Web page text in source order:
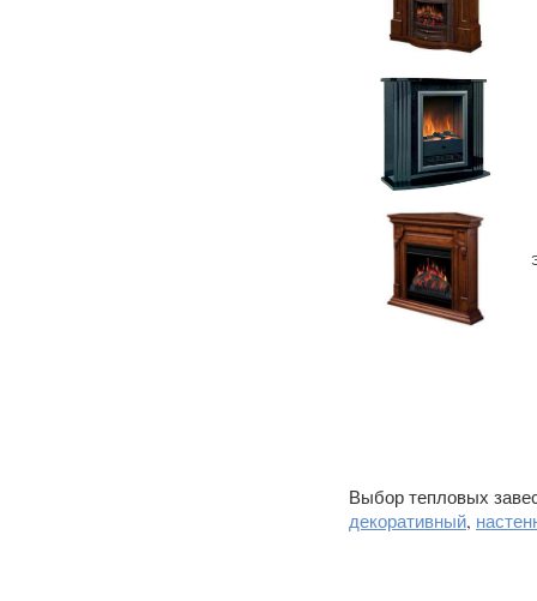
Выбор тепловых
декоративный,